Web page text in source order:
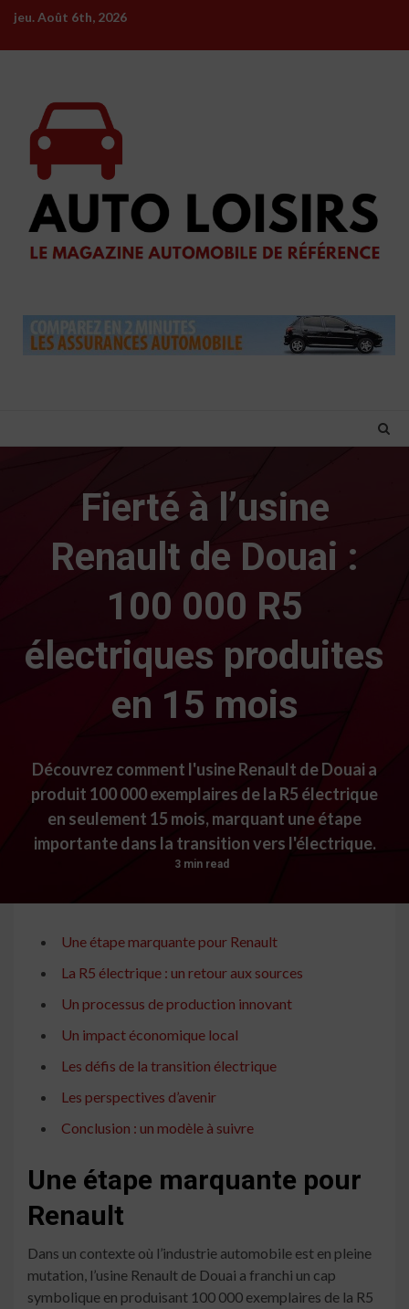
Skip
content
jeu. Août 6th, 2026
Fierté à l’usine
Renault de Douai :
100 000 R5
électriques produites
en 15 mois
Découvrez comment l'usine Renault de Douai a
produit 100 000 exemplaires de la R5 électrique
en seulement 15 mois, marquant une étape
importante dans la transition vers l'électrique.
3 min read
Une étape marquante pour Renault
La R5 électrique : un retour aux sources
Un processus de production innovant
Un impact économique local
Les défis de la transition électrique
Les perspectives d’avenir
Conclusion : un modèle à suivre
Une étape marquante pour
Renault
Dans un contexte où l’industrie automobile est en pleine
mutation, l’usine Renault de Douai a franchi un cap
symbolique en produisant 100 000 exemplaires de la R5